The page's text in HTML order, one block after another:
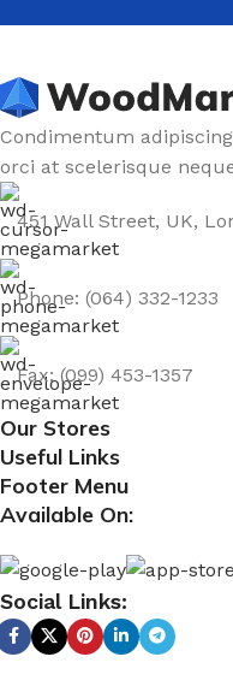
Condimentum
orci at scelerisque
451 Wall Street, UK,
Phone: (064) 332-1233
Fax: (099) 453-1357
Our Stores
Useful Links
Footer Menu
Available On:
Social Links: